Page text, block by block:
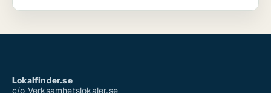
Lokalfinder.se
c/o Verksamhetslokaler.se